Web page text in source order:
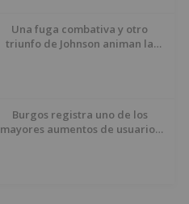
Una fuga combativa y otro
triunfo de Johnson animan la
Burgos registra uno de los
mayores aumentos de usuarios